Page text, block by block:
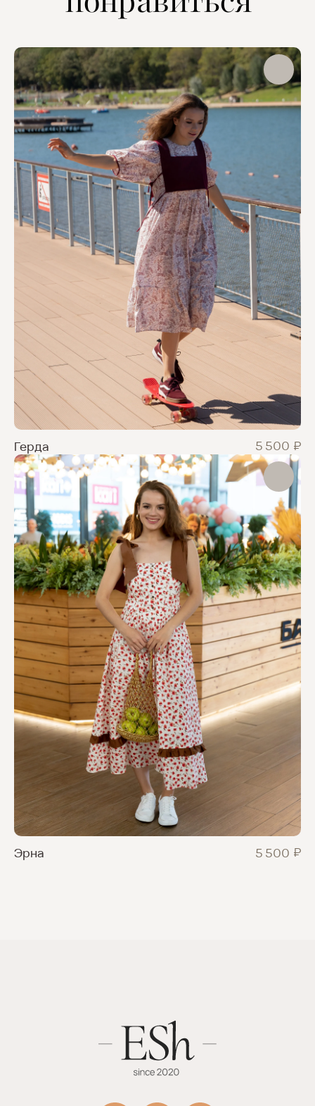
Герда 5 500 ₽
Эрна 5 500 ₽
Политика конфиденциальности
Разработка сайта
Evgeniya Shkalikova designer clothing (c) Авторские права защищены
info@evgeniyashkalikova.ru